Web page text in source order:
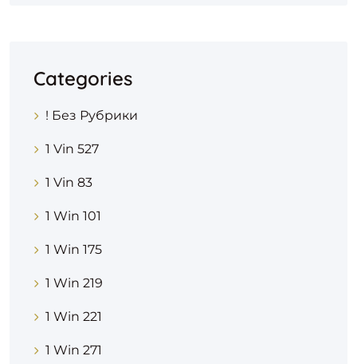
Categories
! Без Рубрики
1 Vin 527
1 Vin 83
1 Win 101
1 Win 175
1 Win 219
1 Win 221
1 Win 271